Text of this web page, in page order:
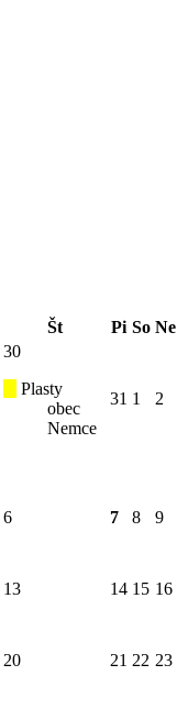
Št Pi So Ne
30
Plasty
obec
Nemce
31 1 2
6 7 8 9
13 14 15 16
20 21 22 23